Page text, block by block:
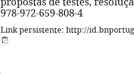
978-972-659-808-4
Link persistente: http://